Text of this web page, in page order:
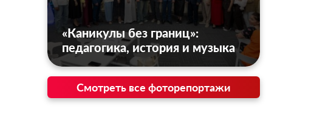
«Каникулы без границ»:
педагогика, история и музыка
Смотреть все фоторепортажи